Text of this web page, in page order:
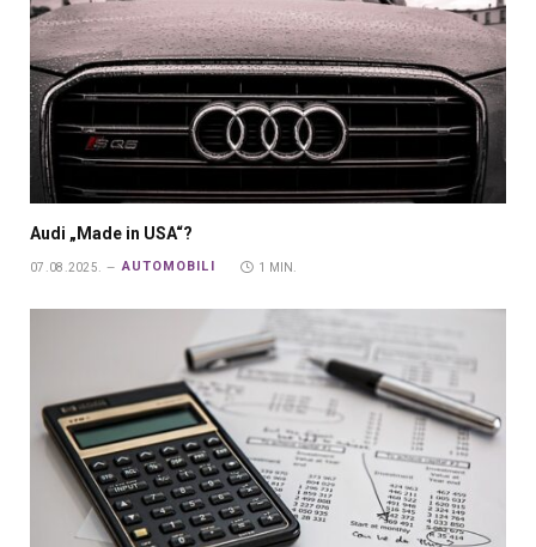
Audi „Made in USA“?
07.08.2025. AUTOMOBILI 1 MIN.